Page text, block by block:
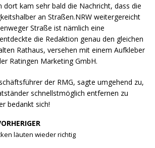
dort kam sehr bald die Nachricht, dass die
an Straßen.NRW weitergereicht
Straße ist nämlich eine
die Redaktion genau den gleichen
Rathaus, versehen mit einem Aufkleber
Ratingen Marketing GmbH.
der RMG, sagte umgehend zu,
schnellstmöglich entfernen zu
bedankt sich!
läuten wieder richtig